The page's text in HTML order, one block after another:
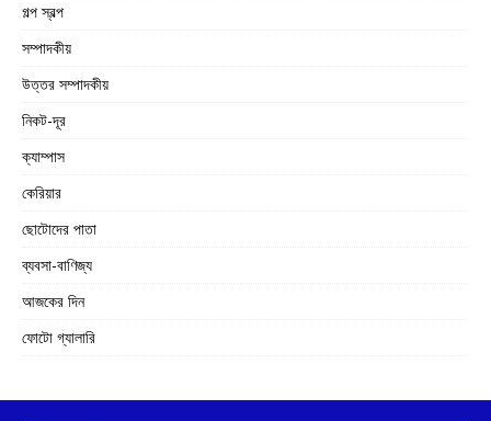
গল্প স্বল্প
সম্পাদকীয়
উত্তর সম্পাদকীয়
নিকট-দূর
ক্যাম্পাস
কেরিয়ার
ছোটোদের পাতা
ব্যবসা-বাণিজ্য
আজকের দিন
ফোটো গ্যালারি